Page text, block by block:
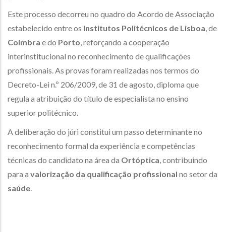
Este processo decorreu no quadro do Acordo de Associação
estabelecido entre os Institutos Politécnicos de Lisboa , de
Coimbra e do Porto , reforçando a cooperação
interinstitucional no reconhecimento de qualificações
profissionais. As provas foram realizadas nos termos do
Decreto-Lei n.º 206/2009, de 31 de agosto, diploma que
regula a atribuição do título de especialista no ensino
superior politécnico.
A deliberação do júri constitui um passo determinante no
reconhecimento formal da experiência e competências
técnicas do candidato na área da Ortóptica , contribuindo
para a valorização da qualificação profissional no setor da
saúde